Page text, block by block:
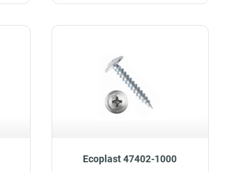
Ecoplast 47402-1000